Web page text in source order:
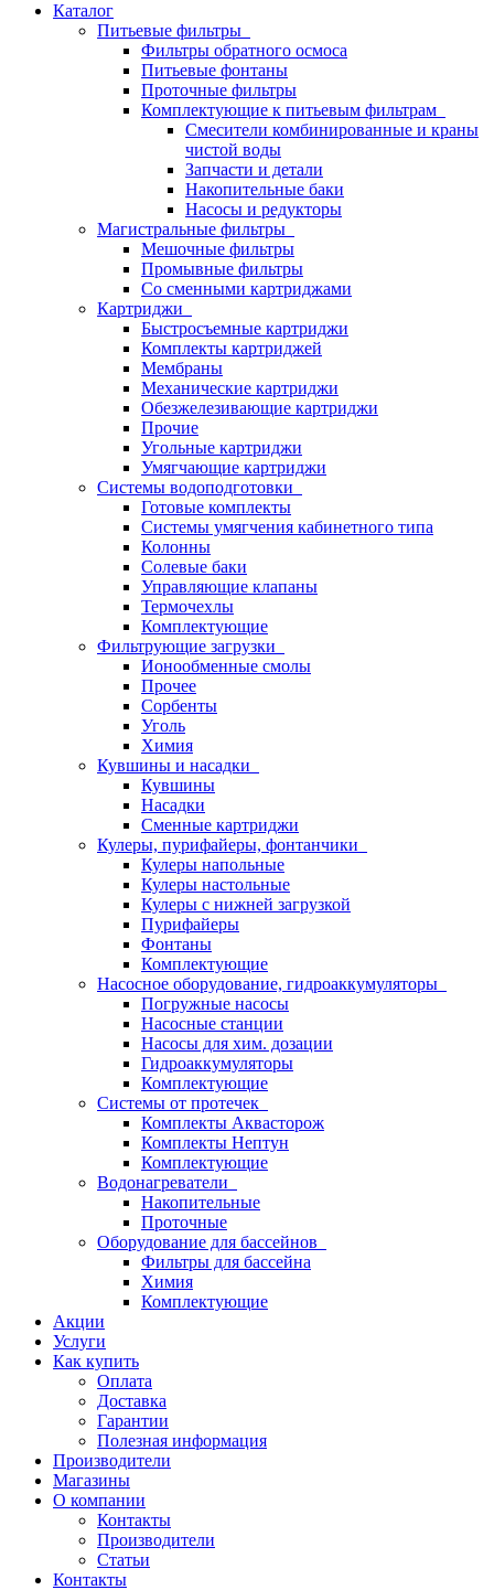
Каталог
Питьевые фильтры
Фильтры обратного осмоса
Питьевые фонтаны
Проточные фильтры
Комплектующие к питьевым фильтрам
Смесители комбинированные и краны
чистой воды
Запчасти и детали
Накопительные баки
Насосы и редукторы
Магистральные фильтры
Мешочные фильтры
Промывные фильтры
Со сменными картриджами
Картриджи
Быстросъемные картриджи
Комплекты картриджей
Мембраны
Механические картриджи
Обезжелезивающие картриджи
Прочие
Угольные картриджи
Умягчающие картриджи
Системы водоподготовки
Готовые комплекты
Системы умягчения кабинетного типа
Колонны
Солевые баки
Управляющие клапаны
Термочехлы
Комплектующие
Фильтрующие загрузки
Ионообменные смолы
Прочее
Сорбенты
Уголь
Химия
Кувшины и насадки
Кувшины
Насадки
Сменные картриджи
Кулеры, пурифайеры, фонтанчики
Кулеры напольные
Кулеры настольные
Кулеры с нижней загрузкой
Пурифайеры
Фонтаны
Комплектующие
Насосное оборудование, гидроаккумуляторы
Погружные насосы
Насосные станции
Насосы для хим. дозации
Гидроаккумуляторы
Комплектующие
Системы от протечек
Комплекты Аквасторож
Комплекты Нептун
Комплектующие
Водонагреватели
Накопительные
Проточные
Оборудование для бассейнов
Фильтры для бассейна
Химия
Комплектующие
Акции
Услуги
Как купить
Оплата
Доставка
Гарантии
Полезная информация
Производители
Магазины
О компании
Контакты
Производители
Статьи
Контакты